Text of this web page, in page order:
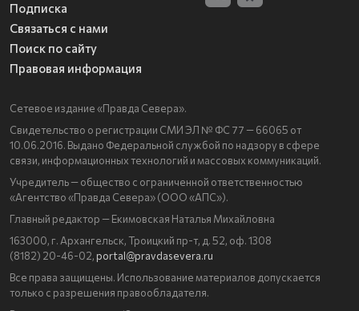
Подписка
Связаться с нами
Поиск по сайту
Правовая информация
Сетевое издание «Правда Севера».
Свидетельство о регистрации СМИ ЭЛ № ФС 77 — 66065 от
10.06.2016. Выдано Федеральной службой по надзору в сфере
связи, информационных технологий и массовых коммуникаций.
Учредитель — общество с ограниченной ответственностью
«Агентство «Правда Севера» (ООО «АПС»).
Главный редактор — Екимовская Наталья Михайловна
163000, г. Архангельск, Троицкий пр-т, д. 52, оф. 1308
(8182) 20-46-02, portal@pravdasevera.ru
Все права защищены. Использование материалов допускается
только с разрешения правообладателя.